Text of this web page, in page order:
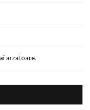
arzatoare.